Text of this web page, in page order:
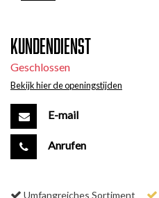
Kundendienst
Geschlossen
Bekijk hier de openingstijden
E-mail
Anrufen
Umfangreiches Sortiment